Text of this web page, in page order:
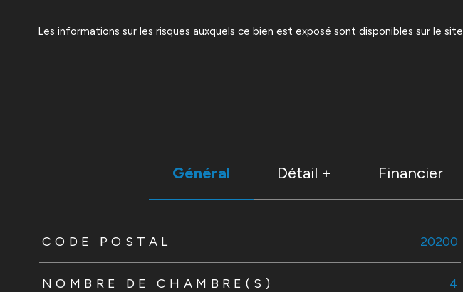
Les informations sur les risques auxquels ce bien est exposé sont disponibles sur le site
Général Détail + Financier
TRAD_ZEPHYR_Caracteristique
CODE POSTAL 20200
NOMBRE DE CHAMBRE(S) 4